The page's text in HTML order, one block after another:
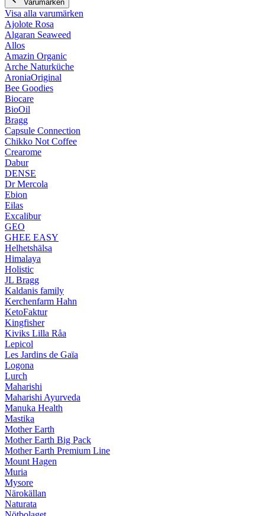
Varumärken
Visa alla varumärken
Ajolote Rosa
Algaran Seaweed
Allos
Amazin Organic
Arche Naturküche
AroniaOriginal
Bee Goodies
Biocare
BioOil
Bragg
Capsule Connection
Chikko Not Coffee
Crearome
Dabur
DENSE
Dr Mercola
Ebion
Eilas
Excalibur
GEO
GHEE EASY
Helhetshälsa
Himalaya
Holistic
JL Bragg
Kaldanis family
Kerchenfarm Hahn
KetoFaktur
Kingfisher
Kiviks Lilla Råa
Lepicol
Les Jardins de Gaïa
Logona
Lurch
Maharishi
Maharishi Ayurveda
Manuka Health
Mastika
Mother Earth
Mother Earth Big Pack
Mother Earth Premium Line
Mount Hagen
Muria
Mysore
Närokällan
Naturata